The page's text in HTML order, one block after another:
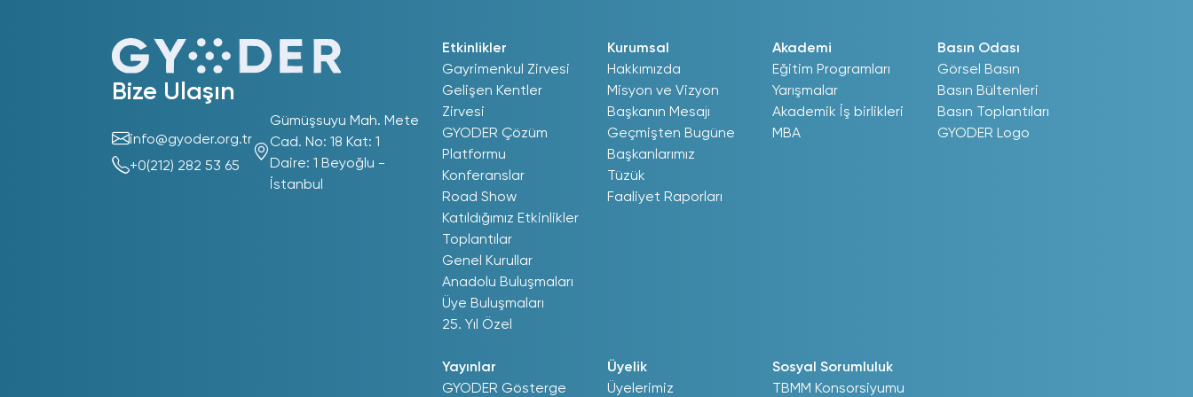
Bize Ulaşın
info@gyoder.org.tr
+0(212) 282 53 65
Gümüşsuyu Mah. Mete
Cad. No: 18 Kat: 1
Daire: 1 Beyoğlu -
İstanbul
Etkinlikler
Gayrimenkul Zirvesi
Gelişen Kentler
Zirvesi
GYODER Çözüm
Platformu
Konferanslar
Road Show
Katıldığımız Etkinlikler
Toplantılar
Genel Kurullar
Anadolu Buluşmaları
Üye Buluşmaları
25. Yıl Özel
Kurumsal
Hakkımızda
Misyon ve Vizyon
Başkanın Mesajı
Geçmişten Bugüne
Başkanlarımız
Tüzük
Faaliyet Raporları
Akademi
Eğitim Programları
Yarışmalar
Akademik İş birlikleri
MBA
Basın Odası
Görsel Basın
Basın Bültenleri
Basın Toplantıları
GYODER Logo
Yayınlar
GYODER Gösterge
Üyelik
Üyelerimiz
Sosyal Sorumluluk
TBMM Konsorsiyumu